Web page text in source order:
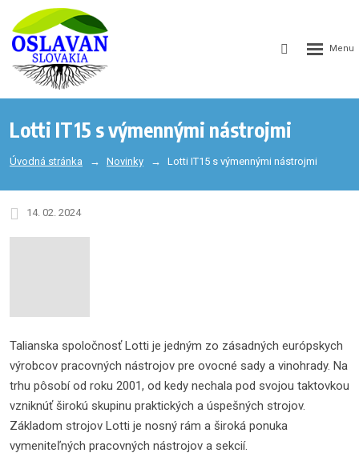
Lotti IT15 s výmennými nástrojmi
Úvodná stránka Novinky Lotti IT15 s výmennými nástrojmi
14. 02. 2024
Talianska spoločnosť Lotti je jedným zo zásadných európskych
výrobcov pracovných nástrojov pre ovocné sady a vinohrady. Na
trhu pôsobí od roku 2001, od kedy nechala pod svojou taktovkou
vzniknúť širokú skupinu praktických a úspešných strojov.
Základom strojov Lotti je nosný rám a široká ponuka
vymeniteľných pracovných nástrojov a sekcií.